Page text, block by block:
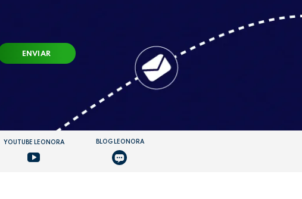
ENVIAR
YOUTUBE LEONORA BLOG LEONORA